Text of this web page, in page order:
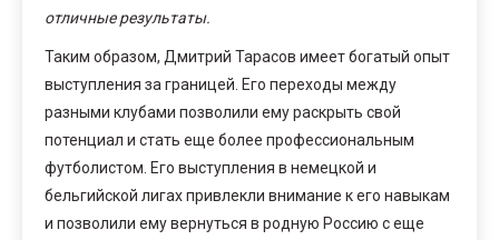
отличные результаты.
Таким образом, Дмитрий Тарасов имеет богатый опыт
выступления за границей. Его переходы между
разными клубами позволили ему раскрыть свой
потенциал и стать еще более профессиональным
футболистом. Его выступления в немецкой и
бельгийской лигах привлекли внимание к его навыкам
и позволили ему вернуться в родную Россию с еще